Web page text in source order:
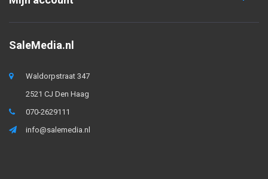
SaleMedia.nl
Waldorpstraat 347
2521 CJ Den Haag
070-2629111
info@salemedia.nl